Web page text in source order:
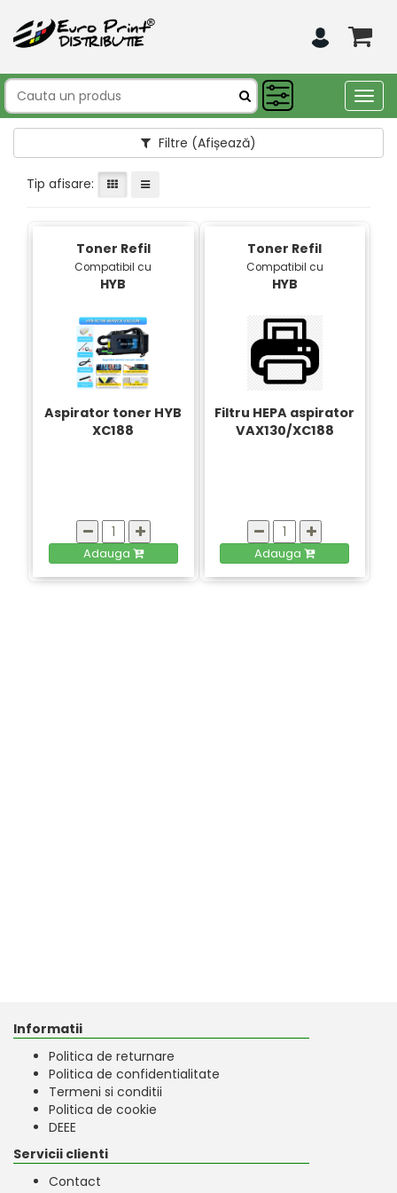
Filtre (Afișează)
Tip afisare:
Toner Refil
Compatibil cu
HYB
Aspirator toner HYB
XC188
Adauga
Toner Refil
Compatibil cu
HYB
Filtru HEPA aspirator
VAX130/XC188
Adauga
Informatii
Politica de returnare
Politica de confidentialitate
Termeni si conditii
Politica de cookie
DEEE
Servicii clienti
Contact